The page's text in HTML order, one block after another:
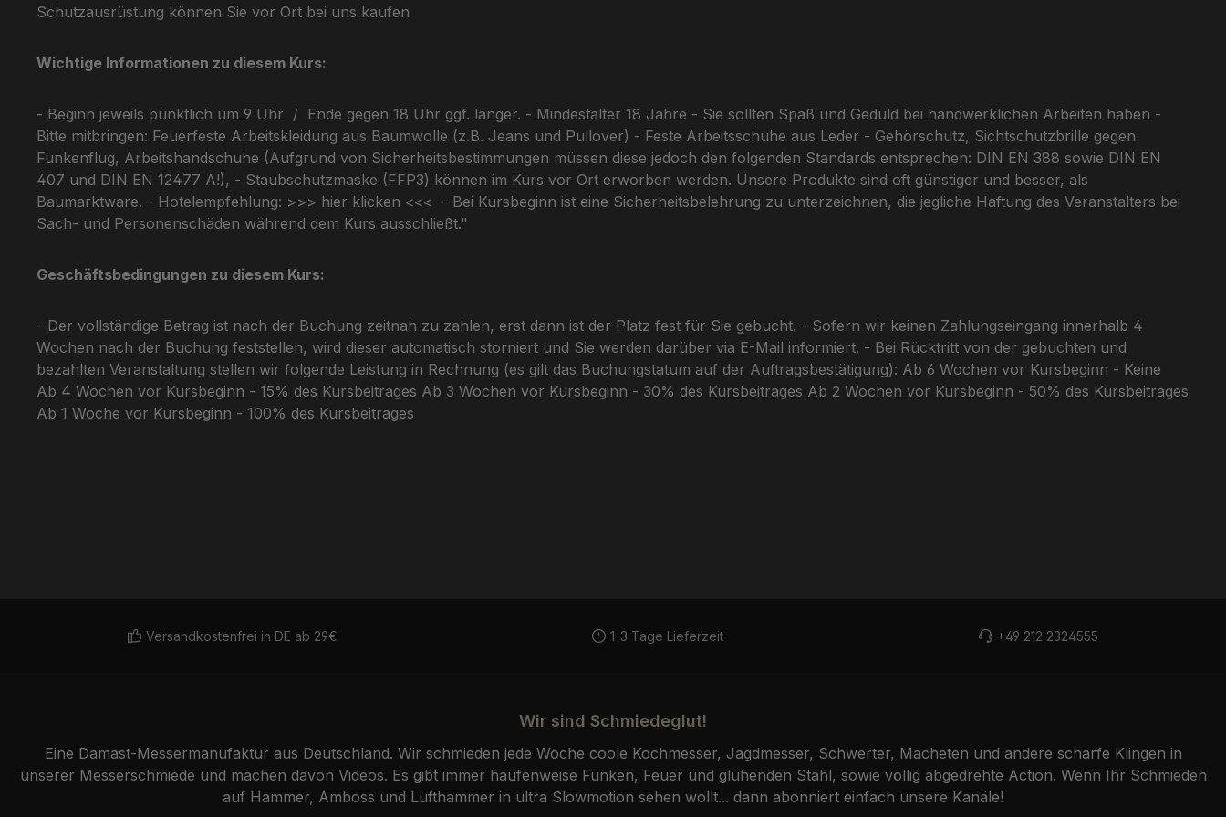
Schutzausrüstung können Sie vor Ort bei uns kaufen
Wichtige Informationen zu diesem Kurs:
- Beginn jeweils pünktlich um 9 Uhr / Ende gegen 18 Uhr ggf. länger. - Mindestalter 18 Jahre - Sie sollten Spaß und Geduld bei handwerklichen Arbeiten haben -
Bitte mitbringen: Feuerfeste Arbeitskleidung aus Baumwolle (z.B. Jeans und Pullover) - Feste Arbeitsschuhe aus Leder - Gehörschutz, Sichtschutzbrille gegen
Funkenflug, Arbeitshandschuhe (Aufgrund von Sicherheitsbestimmungen müssen diese jedoch den folgenden Standards entsprechen: DIN EN 388 sowie DIN EN
407 und DIN EN 12477 A!), - Staubschutzmaske (FFP3) können im Kurs vor Ort erworben werden. Unsere Produkte sind oft günstiger und besser, als
Baumarktware. - Hotelempfehlung: >>> hier klicken <<< - Bei Kursbeginn ist eine Sicherheitsbelehrung zu unterzeichnen, die jegliche Haftung des Veranstalters bei
Sach- und Personenschäden während dem Kurs ausschließt."
Geschäftsbedingungen zu diesem Kurs:
- Der vollständige Betrag ist nach der Buchung zeitnah zu zahlen, erst dann ist der Platz fest für Sie gebucht. - Sofern wir keinen Zahlungseingang innerhalb 4
Wochen nach der Buchung feststellen, wird dieser automatisch storniert und Sie werden darüber via E-Mail informiert. - Bei Rücktritt von der gebuchten und
bezahlten Veranstaltung stellen wir folgende Leistung in Rechnung (es gilt das Buchungstatum auf der Auftragsbestätigung): Ab 6 Wochen vor Kursbeginn - Keine
Ab 4 Wochen vor Kursbeginn - 15% des Kursbeitrages Ab 3 Wochen vor Kursbeginn - 30% des Kursbeitrages Ab 2 Wochen vor Kursbeginn - 50% des Kursbeitrages
Ab 1 Woche vor Kursbeginn - 100% des Kursbeitrages
Versandkostenfrei in DE ab 29€ 1-3 Tage Lieferzeit +49 212 2324555
Wir sind Schmiedeglut!
Eine Damast-Messermanufaktur aus Deutschland. Wir schmieden jede Woche coole Kochmesser, Jagdmesser, Schwerter, Macheten und andere scharfe Klingen in
unserer Messerschmiede und machen davon Videos. Es gibt immer haufenweise Funken, Feuer und glühenden Stahl, sowie völlig abgedrehte Action. Wenn Ihr Schmieden
auf Hammer, Amboss und Lufthammer in ultra Slowmotion sehen wollt... dann abonniert einfach unsere Kanäle!